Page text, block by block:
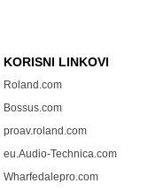
KORISNI LINKOVI
Roland.com
Bossus.com
proav.roland.com
eu.Audio-Technica.com
Wharfedalepro.com